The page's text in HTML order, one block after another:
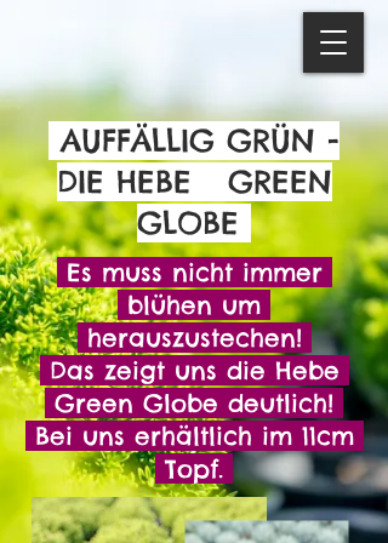
AUFFÄLLIG GRÜN -
DIE HEBE GREEN
GLOBE
Es muss nicht immer
blühen um
herauszustechen!
Das zeigt uns die Hebe
Green Globe deutlich!
Bei uns erhältlich im 11cm
Topf.